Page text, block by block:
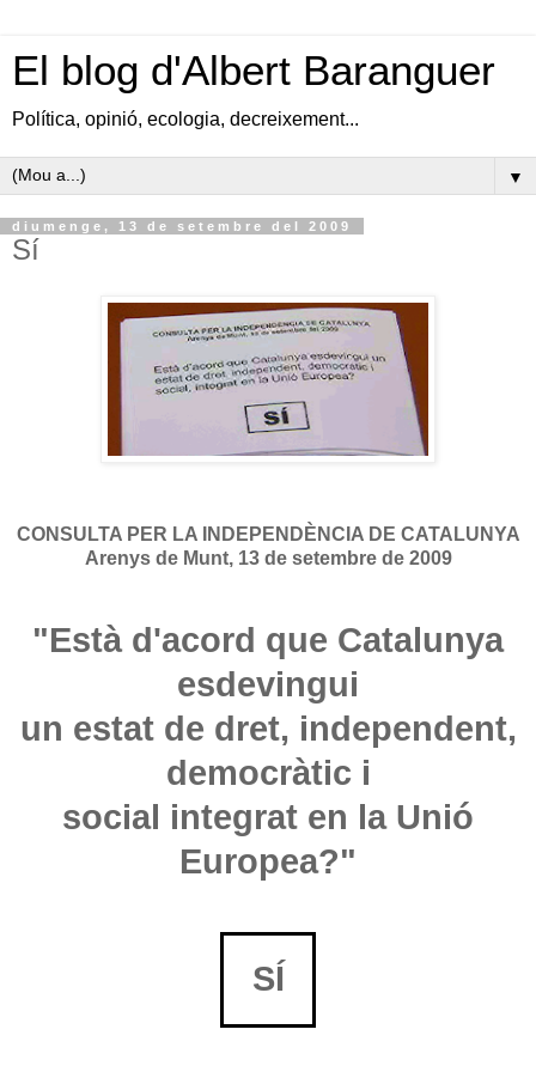
El blog d'Albert Baranguer
Política, opinió, ecologia, decreixement...
▼
diumenge, 13 de setembre del 2009
Sí
CONSULTA PER LA INDEPENDÈNCIA DE CATALUNYA
Arenys de Munt, 13 de setembre de 2009
"Està d'acord que Catalunya
esdevingui
un estat de dret, independent,
democràtic i
social integrat en la Unió
Europea?"
SÍ